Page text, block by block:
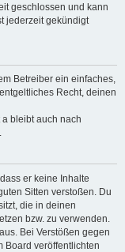
geschlossen und kann
jederzeit gekündigt
Betreiber ein einfaches,
Recht, deinen
bleibt auch nach
er keine Inhalte
Sitten verstoßen. Du
die in deinen
bzw. zu verwenden.
Bei Verstößen gegen
Board veröffentlichten